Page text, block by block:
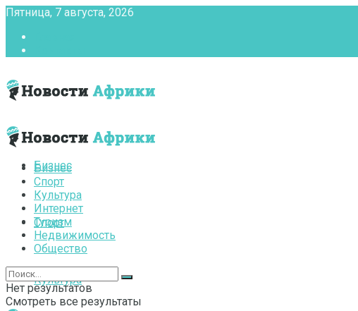
Пятница, 7 августа, 2026
Бизнес
Спорт
Культура
Бизнес
Спорт
Культура
Интернет
Туризм
Недвижимость
Общество
Нет результатов
Смотреть все результаты